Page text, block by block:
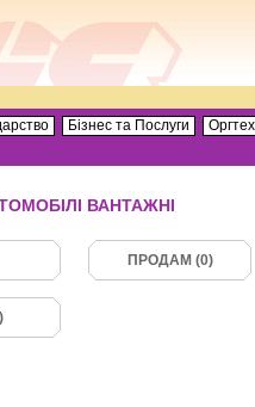
Бізнес та Послуги
ВАНТАЖНІ
ПРОДАМ (0)